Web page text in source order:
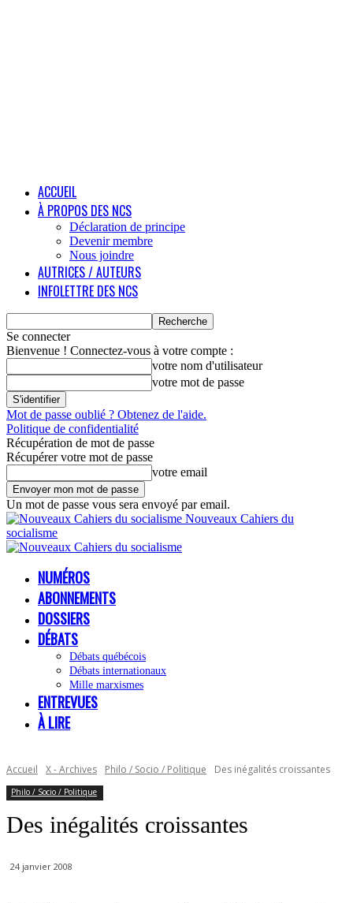
ACCUEIL
À PROPOS DES NCS
Déclaration de principe
Devenir membre
Nous joindre
AUTRICES / AUTEURS
INFOLETTRE DES NCS
Se connecter
Bienvenue ! Connectez-vous à votre compte :
votre nom d'utilisateur
votre mot de passe
Mot de passe oublié ? Obtenez de l'aide.
Politique de confidentialité
Récupération de mot de passe
Récupérer votre mot de passe
votre email
Un mot de passe vous sera envoyé par email.
Nouveaux Cahiers du
socialisme
NUMÉROS
ABONNEMENTS
DOSSIERS
DÉBATS
Débats québécois
Débats internationaux
Mille marxismes
ENTREVUES
À LIRE
Accueil X - Archives Philo / Socio / Politique Des inégalités croissantes
Philo / Socio / Politique
Des inégalités croissantes
24 janvier 2008